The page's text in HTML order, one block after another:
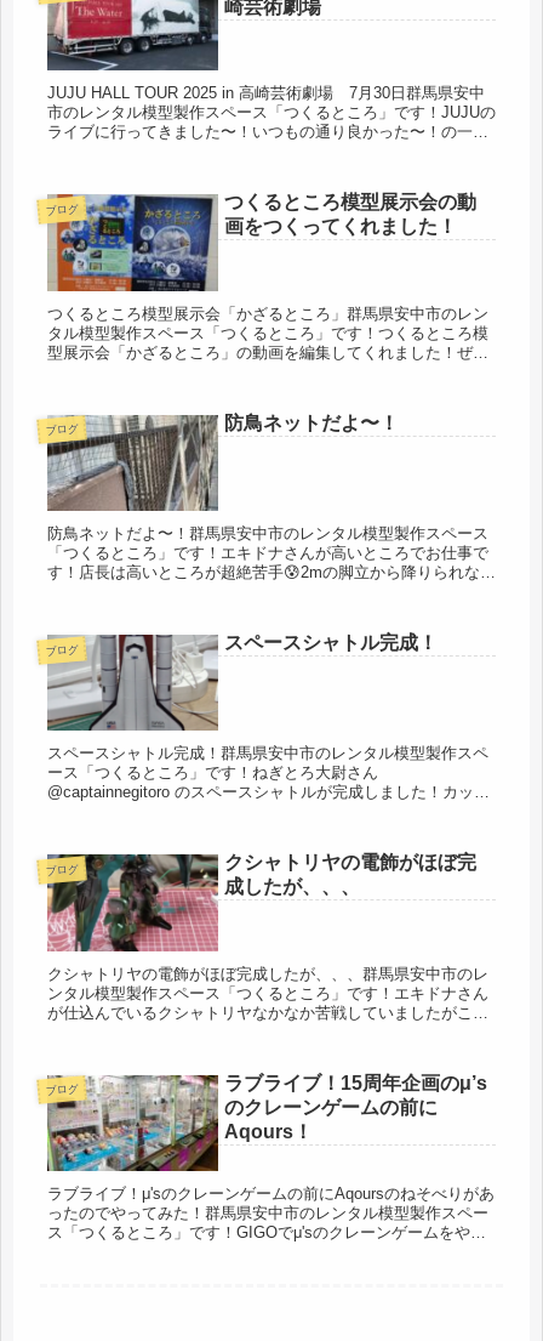
崎芸術劇場
JUJU HALL TOUR 2025 in 高崎芸術劇場 7月30日群馬県安中
市のレンタル模型製作スペース「つくるところ」です！JUJUの
ライブに行ってきました〜！いつもの通り良かった〜！の一
ブログ
つくるところ模型展示会の動
画をつくってくれました！
つくるところ模型展示会「かざるところ」群馬県安中市のレン
タル模型製作スペース「つくるところ」です！つくるところ模
型展示会「かざるところ」の動画を編集してくれました！ぜひ
ブログ 防鳥ネットだよ〜！
防鳥ネットだよ〜！群馬県安中市のレンタル模型製作スペース
「つくるところ」です！エキドナさんが高いところでお仕事で
す！店長は高いところが超絶苦手😰2mの脚立から降りられなく
ブログ スペースシャトル完成！
スペースシャトル完成！群馬県安中市のレンタル模型製作スペ
ース「つくるところ」です！ねぎとろ大尉さん
@captainnegitoro のスペースシャトルが完成しました！カッコ
ブログ
クシャトリヤの電飾がほぼ完
成したが、、、
クシャトリヤの電飾がほぼ完成したが、、、群馬県安中市のレ
ンタル模型製作スペース「つくるところ」です！エキドナさん
が仕込んでいるクシャトリヤなかなか苦戦していましたがここ
ブログ
ラブライブ！15周年企画のμ’s
のクレーンゲームの前に
Aqours！
ラブライブ！μ'sのクレーンゲームの前にAqoursのねそべりがあ
ったのでやってみた！群馬県安中市のレンタル模型製作スペー
ス「つくるところ」です！GIGOでμ'sのクレーンゲームをやっ